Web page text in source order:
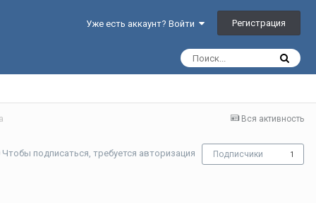
Уже есть аккаунт? Войти Регистрация
Вся активность
Чтобы подписаться, требуется авторизация Подписчики 1